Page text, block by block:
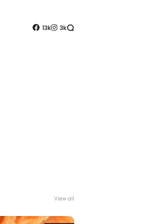
13k 3k
View all